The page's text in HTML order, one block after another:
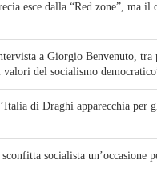
esce dalla “Red zone”, ma il
a Giorgio Benvenuto, tra
valori del socialismo
di Draghi apparecchia per
socialista un’occasione